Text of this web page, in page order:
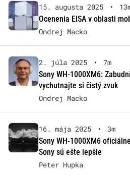
15. augusta 2025 •
Ocenenia EISA v oblasti
Ondrej Macko
2. júla 2025 •
7m
Sony WH-1000XM6:
vychutnajte si čistý zvuk
Ondrej Macko
16. mája 2025 •
3m
Sony WH-1000XM6
Sony sú ešte lepšie
Peter Hupka